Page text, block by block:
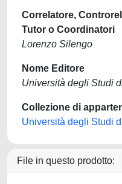
Correlatore,
Tutor o Coordinatori
Lorenzo Silengo
Nome Editore
Università degli Studi
Collezione di
Università degli Studi
File in questo prodotto: